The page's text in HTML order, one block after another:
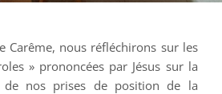
Carême, nous réfléchirons sur les
» prononcées par Jésus sur la
nos prises de position de la